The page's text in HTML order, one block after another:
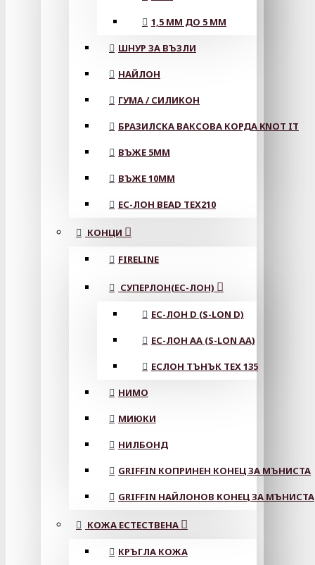
1,5 ММ ДО 5 ММ
ШНУР ЗА ВЪЗЛИ
НАЙЛОН
ГУМА / СИЛИКОН
БРАЗИЛСКА ВАКСОВА КОРДА KNOT IT
ВЪЖЕ 5MM
ВЪЖЕ 10MM
ЕС-ЛОН BEAD TEX210
КОНЦИ
FIRELINE
СУПЕРЛОН(ЕС-ЛОН)
ЕС-ЛОН D (S-LON D)
ЕС-ЛОН АА (S-LON AA)
ЕСЛОН ТЪНЪК TEX 135
НИМО
МИЮКИ
НИЛБОНД
GRIFFIN КОПРИНЕН КОНЕЦ ЗА МЪНИСТА
GRIFFIN НАЙЛОНОВ КОНЕЦ ЗА МЪНИСТА
КОЖА ЕСТЕСТВЕНА
КРЪГЛА КОЖА